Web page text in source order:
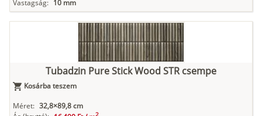
Vastagság: 10 mm
Tubadzin Pure Stick Wood STR csempe
Kosárba teszem
Méret: 32,8×89,8 cm
2